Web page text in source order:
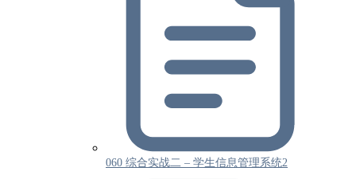
060 综合实战二 – 学生信息管理系统2